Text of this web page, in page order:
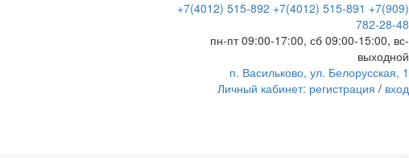
+7(4012) 515-892 +7(4012) 515-891 +7(909)
782-28-48
пн-пт 09:00-17:00, сб 09:00-15:00, вс-
выходной
п. Васильково, ул. Белорусская, 1
Личный кабинет: регистрация / вход